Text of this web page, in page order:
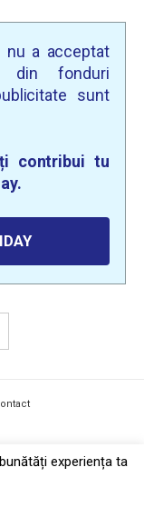
nu a acceptat
din fonduri
sunt
contribui tu
experiența ta